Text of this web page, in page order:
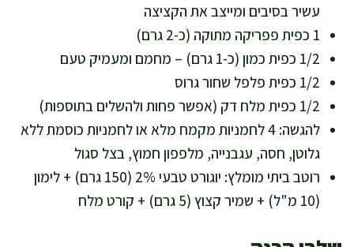
עשיר בסיבים ומייצב את הקציצה
1 כפית פפריקה מתוקה (כ-2 גרם)
1/2 כפית כמון (כ-1 גרם) – מחמם ומעמיק טעם
1/2 כפית פלפל שחור גרוס
1/2 כפית מלח דק (אפשר פחות ולהשלים בתוספות)
להגשה: 4 לחמניות מקמח מלא או לחמניות כוסמת ללא
גלוטן, חסה, עגבנייה, מלפפון חמוץ, בצל סגול
רוטב ביתי מומלץ: יוגורט טבעי 2% (150 גרם) + לימון
(10 מ"ל) + שמיר קצוץ (5 גרם) + קורט מלח